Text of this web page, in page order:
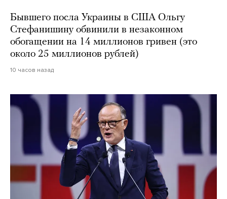
Бывшего посла Украины в США Ольгу
Стефанишину обвинили в незаконном
обогащении на 14 миллионов гривен (это
около 25 миллионов рублей)
10 часов назад